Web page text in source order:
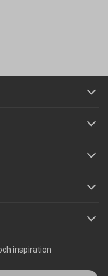
inspiration